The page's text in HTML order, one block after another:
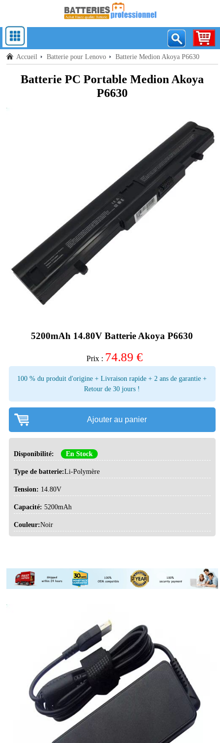
Accueil Batterie pour Lenovo Batterie Medion Akoya P6630
Batterie PC Portable Medion Akoya
P6630
5200mAh 14.80V Batterie Akoya P6630
Prix : 74.89 €
100 % du produit d'origine + Livraison rapide + 2 ans de garantie +
Retour de 30 jours !
Ajouter au panier
Disponibilité: En Stock
Type de batterie:Li-Polymère
Tension: 14.80V
Capacité: 5200mAh
Couleur:Noir